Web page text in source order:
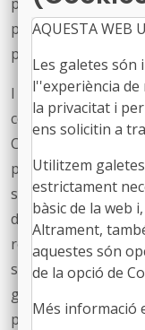
primària i
proposta va ser
I finalment, vam
conveni signat el
Consorci de Salut i
participació del
socials, segons el
defensa dels
reformes del
s’estan abordant o
govern, per
paper actiu en el
AQUESTA WEB
Les galetes
l''experiència
la privacitat i
ens solicitin a
Utilitzem
estrictament
bàsic de la web
Altrament,
aquestes són
de la opció de
Més informació